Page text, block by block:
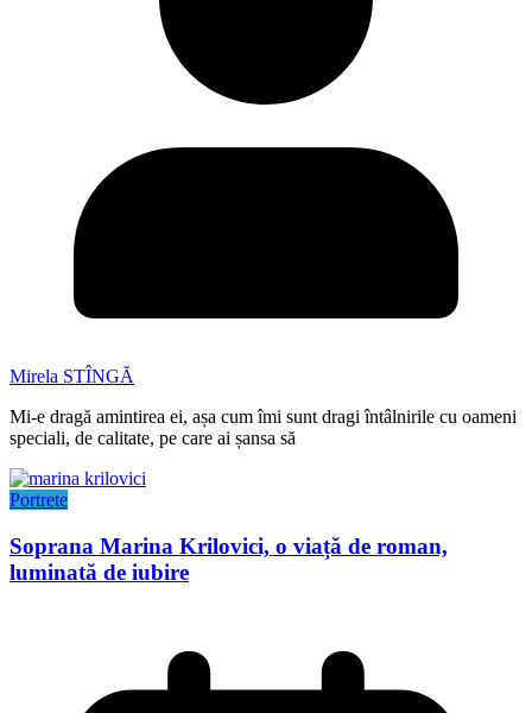
Mirela STÎNGĂ
Mi-e dragă amintirea ei, așa cum îmi sunt dragi întâlnirile cu oameni
speciali, de calitate, pe care ai șansa să
Portrete
Soprana Marina Krilovici, o viață de roman,
luminată de iubire